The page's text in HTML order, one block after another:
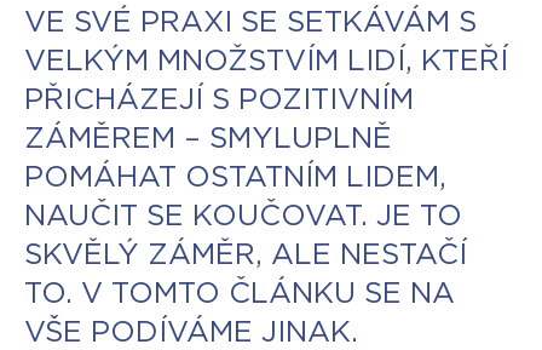
VE SVÉ PRAXI SE SETKÁVÁM S
VELKÝM MNOŽSTVÍM LIDÍ, KTEŘÍ
PŘICHÁZEJÍ S POZITIVNÍM
ZÁMĚREM – SMYLUPLNĚ
POMÁHAT OSTATNÍM LIDEM,
NAUČIT SE KOUČOVAT. JE TO
SKVĚLÝ ZÁMĚR, ALE NESTAČÍ
TO. V TOMTO ČLÁNKU SE NA
VŠE PODÍVÁME JINAK.